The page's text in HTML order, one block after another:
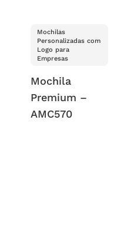
Mochilas
Personalizadas com
Logo para
Empresas
Mochila
Premium –
AMC570